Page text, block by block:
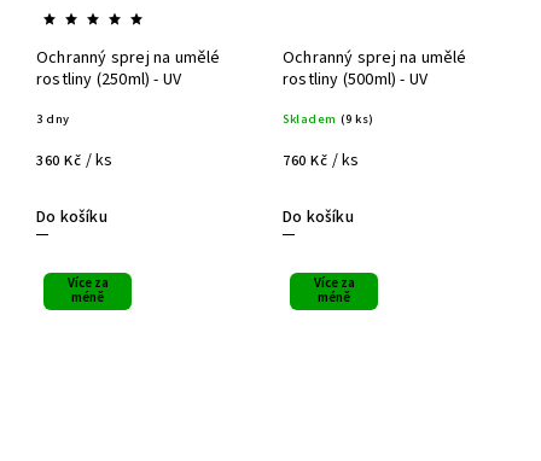
Ochranný sprej na umělé
rostliny (250ml) - UV
3 dny
360 Kč / ks
Do košíku
Ochranný sprej na umělé
rostliny (500ml) - UV
Skladem (9 ks)
760 Kč / ks
Do košíku
Více za
méně
Více za
méně